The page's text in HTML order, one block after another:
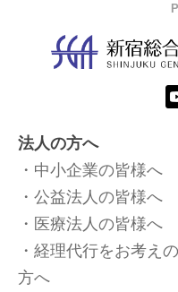
法人の方へ
中小企業の皆様へ
公益法人の皆様へ
医療法人の皆様へ
経理代行をお考えの
方へ